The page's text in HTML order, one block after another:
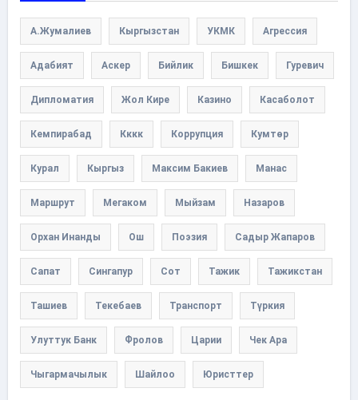
А.Жумалиев Кыргызстан УКМК Агрессия
Адабият Аскер Бийлик Бишкек Гуревич
Дипломатия Жол Кире Казино Касаболот
Кемпирабад Кккк Коррупция Кумтөр
Курал Кыргыз Максим Бакиев Манас
Маршрут Мегаком Мыйзам Назаров
Орхан Инанды Ош Поэзия Садыр Жапаров
Сапат Сингапур Сот Тажик Тажикстан
Ташиев Текебаев Транспорт Түркия
Улуттук Банк Фролов Царии Чек Ара
Чыгармачылык Шайлоо Юристтер